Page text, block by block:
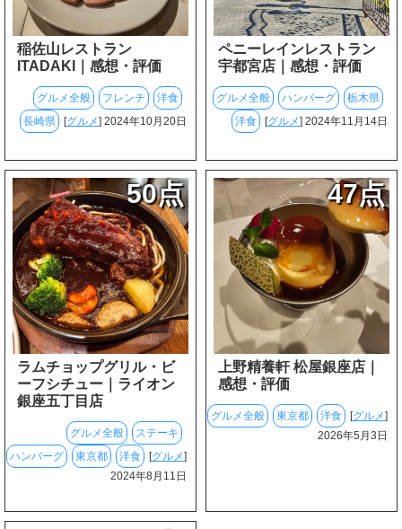
稲佐山レストラン
ITADAKI｜感想・評価
グルメ全般 フレンチ
洋食
長崎県
[グルメ] 2024年10月20日
ペニーレインレストラン
宇都宮店｜感想・評価
グルメ全般 ハンバーグ
栃木県
洋食
[グルメ] 2024年11月14日
50点
ラムチョップグリル・ビ
ーフシチュー｜ライオン
銀座五丁目店
グルメ全般
ステーキ
ハンバーグ
東京都 洋食 [グルメ]
2024年8月11日
47点
上野精養軒 松屋銀座店｜
感想・評価
グルメ全般 東京都 洋食 [グルメ]
2026年5月3日